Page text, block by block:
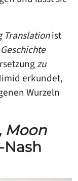
Translationist
Geschichte
zu
erkundet,
Wurzeln
Moon
Nash